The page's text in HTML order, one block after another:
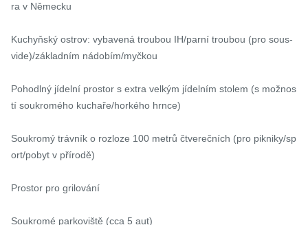
ra v Německu
Kuchyňský ostrov: vybavená troubou IH/parní troubou (pro sous-
vide)/základním nádobím/myčkou
Pohodlný jídelní prostor s extra velkým jídelním stolem (s možnos
tí soukromého kuchaře/horkého hrnce)
Soukromý trávník o rozloze 100 metrů čtverečních (pro pikniky/sp
ort/pobyt v přírodě)
Prostor pro grilování
Soukromé parkoviště (cca 5 aut)